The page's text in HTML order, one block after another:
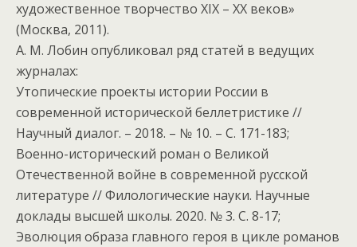
художественное творчество XIX – XX веков»
(Москва, 2011).
А. М. Лобин опубликовал ряд статей в ведущих
журналах:
Утопические проекты истории России в
современной исторической беллетристике //
Научный диалог. – 2018. – № 10. – С. 171-183;
Военно-исторический роман о Великой
Отечественной войне в современной русской
литературе // Филологические науки. Научные
доклады высшей школы. 2020. № 3. С. 8-17;
Эволюция образа главного героя в цикле романов